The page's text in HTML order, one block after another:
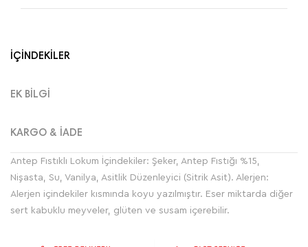
İÇİNDEKİLER
EK BİLGİ
KARGO & İADE
Antep Fıstıklı Lokum İçindekiler: Şeker, Antep Fıstığı %15,
Nişasta, Su, Vanilya, Asitlik Düzenleyici (Sitrik Asit). Alerjen:
Alerjen içindekiler kısmında koyu yazılmıştır. Eser miktarda diğer
sert kabuklu meyveler, glüten ve susam içerebilir.